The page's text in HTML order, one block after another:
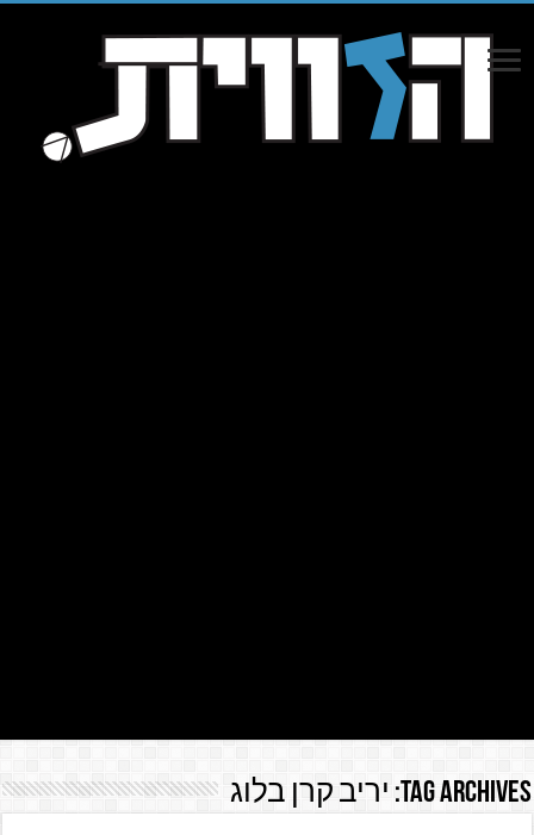
Tag Archives: יריב קרן בלוג